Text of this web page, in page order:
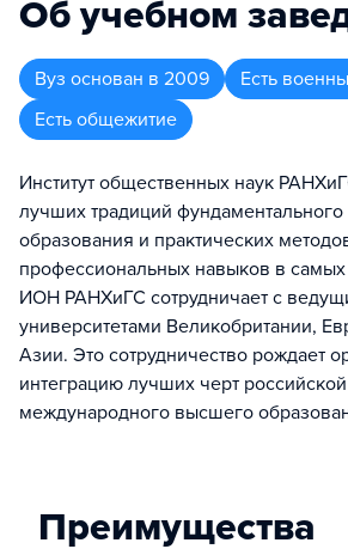
Об учебном
Вуз основан в 2009
Есть
Есть общежитие
Институт общественных наук
лучших традиций
образования и практических
профессиональных навыков в
ИОН РАНХиГС сотрудничает с
университетами Великобритании,
Азии. Это сотрудничество рождает
интеграцию лучших черт
международного высшего
Преимущества